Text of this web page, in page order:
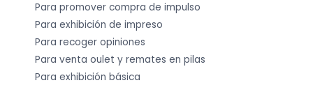
Para promover compra de impulso
Para exhibición de impreso
Para recoger opiniones
Para venta oulet y remates en pilas
Para exhibición básica